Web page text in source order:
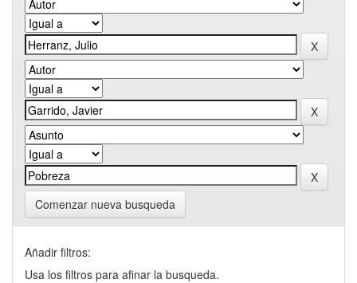
Comenzar nueva busqueda
Añadir filtros:
Usa los filtros para afinar la busqueda.